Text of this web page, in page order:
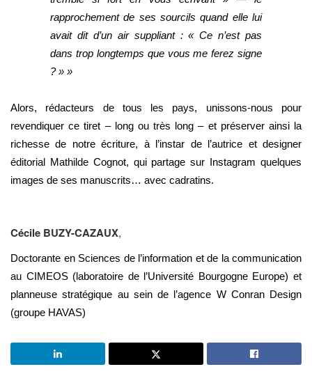
rapprochement de ses sourcils quand elle lui
avait dit d’un air suppliant : « Ce n’est pas
dans trop longtemps que vous me ferez signe
? » »
Alors, rédacteurs de tous les pays, unissons-nous pour
revendiquer ce tiret – long ou très long – et préserver ainsi la
richesse de notre écriture, à l’instar de l’autrice et designer
éditorial Mathilde Cognot, qui partage sur Instagram quelques
images de ses manuscrits… avec cadratins.
Cécile BUZY-CAZAUX,
Doctorante en Sciences de l’information et de la communication
au CIMEOS (laboratoire de l’Université Bourgogne Europe) et
planneuse stratégique au sein de l’agence W Conran Design
(groupe HAVAS)